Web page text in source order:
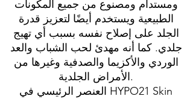
ومستدام ومصنوع من جميع المكونات
الطبيعية ويستخدم أيضًا لتعزيز قدرة
الجلد على إصلاح نفسه بسبب أي تهيج
جلدي. كما أنه مهدئ لحب الشباب والعد
الوردي والأكزيما والصدفية وغيرها من
الأمراض الجلدية.
العنصر الرئيسي في HYPO21 Skin